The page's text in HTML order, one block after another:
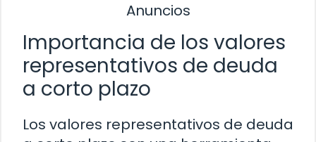
Anuncios
Importancia de los valores
representativos de deuda
a corto plazo
Los valores representativos de deuda